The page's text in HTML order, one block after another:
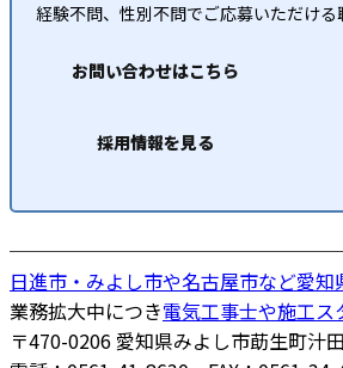
経験不問、性別不問でご応募いただけ
お問い合わせはこちら
採用情報を見る
日進市・みよし市や名古屋市など愛
業務拡大中につき電気工事士や施工
〒470-0206 愛知県みよし市莇生町汁